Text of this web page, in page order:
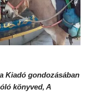
Kiadó gondozásában
könyved, A